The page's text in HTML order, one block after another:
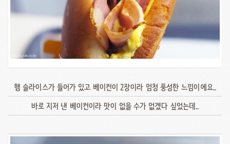
햄 슬라이스가 들어가 있고 베이컨이 2장이라 엄청 풍성한 느낌이에요..
바로 지저 낸 베이컨이라 맛이 없을 수가 없겠다 싶었는데..